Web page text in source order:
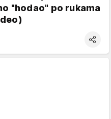
"hodao" po rukama